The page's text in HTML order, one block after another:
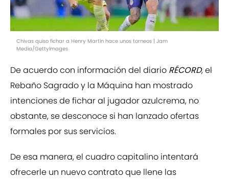
Chivas quiso fichar a Henry Martín hace unos torneos | Jam
Media/GettyImages
De acuerdo con información del diario RÉCORD, el
Rebaño Sagrado y la Máquina han mostrado
intenciones de fichar al jugador azulcrema, no
obstante, se desconoce si han lanzado ofertas
formales por sus servicios.
De esa manera, el cuadro capitalino intentará
ofrecerle un nuevo contrato que llene las